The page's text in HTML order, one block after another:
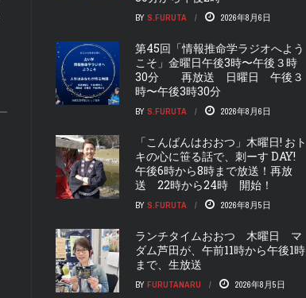
BY S.FURUTA 2026年8月6日
第45回「情報推命学ラジオへよう
こそ」金曜日午後3時〜午後３時
30分 再放送 日曜日 午後３
時〜午後3時30分
BY S.FURUTA 2026年8月6日
「こんばんはおおつ」木曜日! おト
キの心に笹る話で、刺ーす DAY!
午後6時から8時まで放送！再放
送 22時から24時 開始！
BY S.FURUTA 2026年8月5日
ランチタイムおおつ 木曜日 マ
ダム芦田が、午前11時から午後1時
まで、生放送
BY FURUTANARU 2026年8月5日